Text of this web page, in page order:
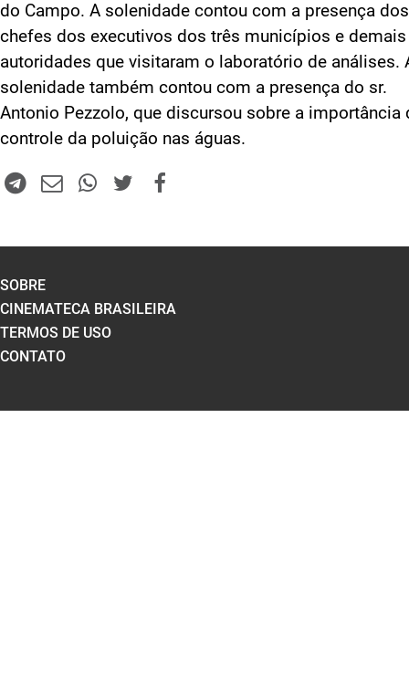
do Campo. A solenidade contou com a presença dos
chefes dos executivos dos três municípios e demais
autoridades que visitaram o laboratório de análises.
solenidade também contou com a presença do sr.
Antonio Pezzolo, que discursou sobre a importância
controle da poluição nas águas.
SOBRE
CINEMATECA BRASILEIRA
TERMOS DE USO
CONTATO